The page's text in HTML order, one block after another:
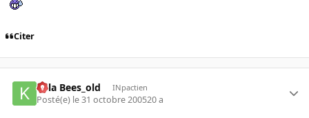
Citer
Killa Bees_old INpactien
Posté(e) le 31 octobre 200520 a